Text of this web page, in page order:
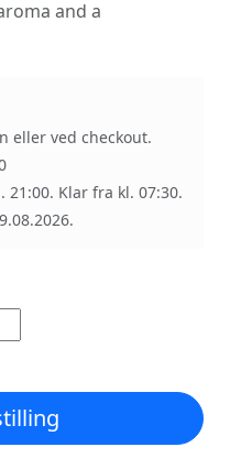
and a
eller ved checkout.
Klar fra kl. 07:30.